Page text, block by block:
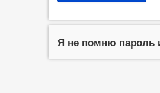
Я не помню пароль